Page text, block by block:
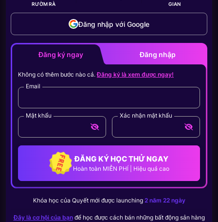
RƯỜM RÀ
GIAN
Đăng nhập với Google
Đăng ký ngay Đăng nhập
Không có thêm bước nào cả.Đăng ký là xem được ngay!
Email
Mật khẩu Xác nhận mật khẩu
ĐĂNG KÝ HỌC THỬ NGAY
Hoàn toàn MIỄN PHÍ | Hiệu quả cao
Khóa học của Quyếtmới được launching 2 năm 22 ngày
Đây là cơ hội của bạnđể học được cách bán những bất động sản hàng